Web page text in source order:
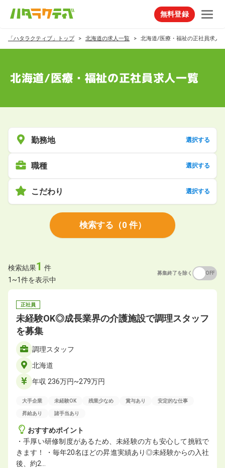
無料登録
「ハタラクティブ」トップ 北海道の求人一覧 北海道/医療・福祉の正社員求人
北海道/医療・福祉の正社員求人一覧
勤務地 選択する
職種 選択する
こだわり 選択する
検索する （0 件）
検索結果1 件
1~1件を表示中
募集終了を除く OFF
正社員
未経験OK◎成長業界の介護施設で調理スタッフ
を募集
調理スタッフ
北海道
年収 236万円~279万円
大手企業 未経験OK 残業少なめ 賞与あり 安定的な仕事
昇給あり 諸手当あり
おすすめポイント
・手厚い研修制度があるため、未経験の方も安心して挑戦で
きます！ ・毎年20名ほどの昇進実績あり◎未経験からの入社
後、約2…